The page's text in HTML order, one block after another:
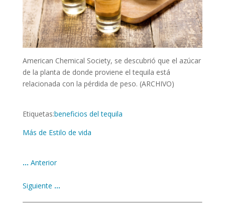
American Chemical Society, se descubrió que el azúcar
de la planta de donde proviene el tequila está
relacionada con la pérdida de peso. (ARCHIVO)
Etiquetas:beneficios del tequila
Más de Estilo de vida
… Anterior
Siguiente …